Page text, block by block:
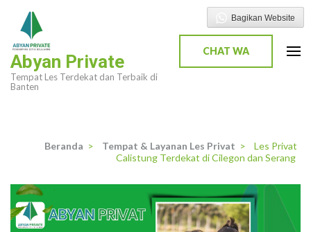
Lompat
konten
(Tekan
Enter)
Abyan Private
Tempat Les Terdekat dan Terbaik di
Banten
CHAT WA
Beranda > Tempat & Layanan Les Privat >
Les Privat
Calistung Terdekat di Cilegon dan Serang
Bagikan Website